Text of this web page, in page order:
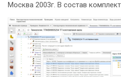
Москва 2003г. В состав